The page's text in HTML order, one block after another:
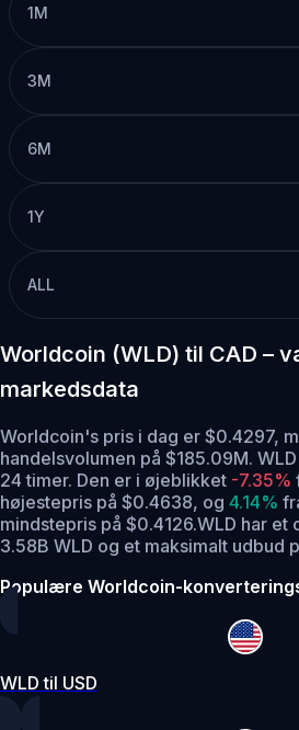
1M
3M
6M
1Y
ALL
Worldcoin (WLD) til CAD –
markedsdata
Worldcoin's pris i dag er $0.4297,
handelsvolumen på $185.09M.
24 timer. Den er i øjeblikket -7.35%
højestepris på $0.4638, og 4.14%
mindstepris på $0.4126.WLD har et
3.58B WLD og et maksimalt udbud
Populære Worldcoin-
WLD til USD